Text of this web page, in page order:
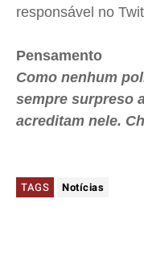
responsável no
Pensamento
Como nenhum
sempre surpreso
acreditam nele.
TAGS Notícias